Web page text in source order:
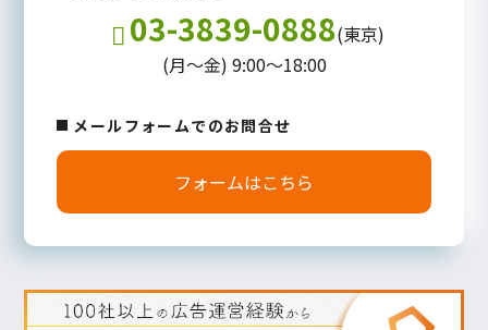
03-3839-0888(東京)
(月～金) 9:00～18:00
メールフォームでのお問合せ
フォームはこちら